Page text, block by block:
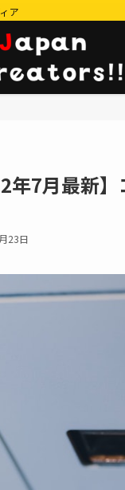
ア
年7月最新
23日